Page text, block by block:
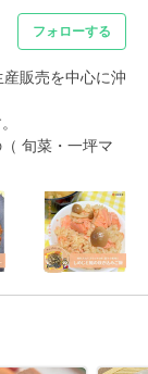
フォローする
販売を中心に沖
旬菜・一坪マ